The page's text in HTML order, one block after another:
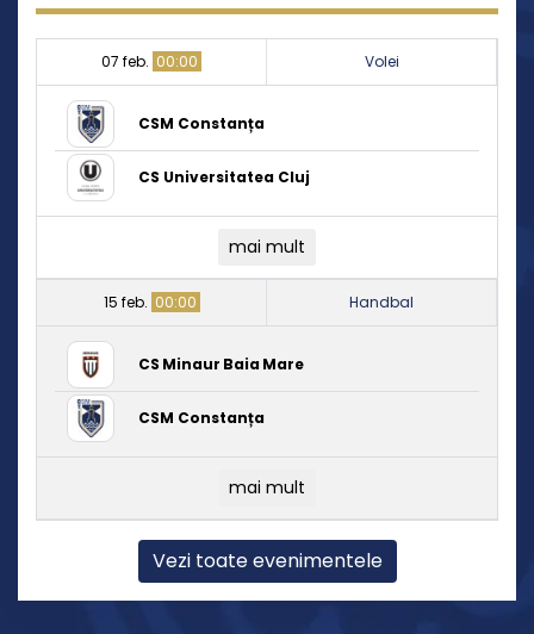
07 feb. 00:00 Volei
CSM Constanța
CS Universitatea Cluj
mai mult
15 feb. 00:00 Handbal
CS Minaur Baia Mare
CSM Constanța
mai mult
Vezi toate evenimentele